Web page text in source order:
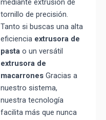
mediante extrusión de
tornillo de precisión.
Tanto si buscas una alta
eficiencia extrusora de
pastao un versátil
extrusora de
macarronesGracias a
nuestro sistema,
nuestra tecnología
facilita más que nunca